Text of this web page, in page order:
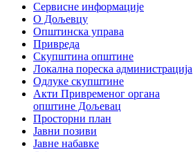
Сервисне информације
О Дољевцу
Општинска управа
Привреда
Скупштина општине
Локална пореска администрација
Одлуке скупштине
Акти Привременог органа
општине Дољевац
Просторни план
Јавни позиви
Јавне набавке